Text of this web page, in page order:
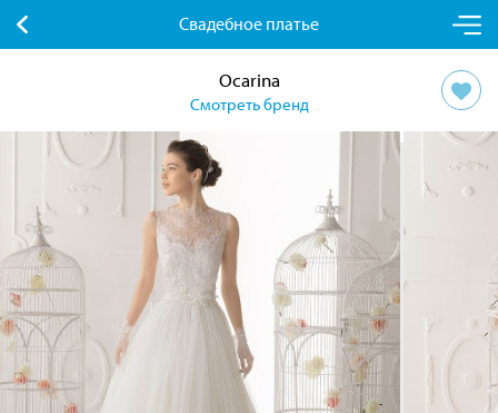
Свадебное платье
Ocarina
Смотреть бренд